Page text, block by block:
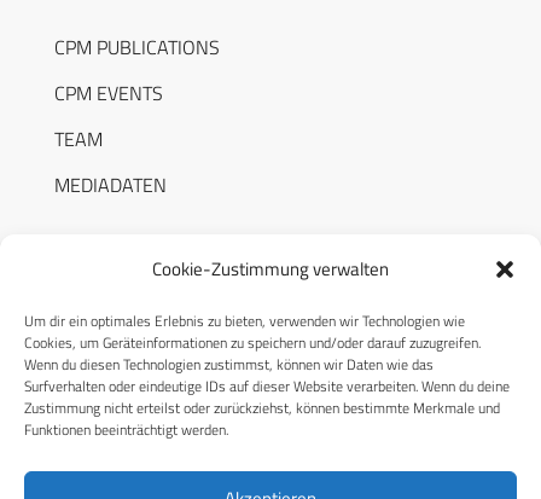
Cookie-Zustimmung verwalten
Um dir ein optimales Erlebnis zu bieten, verwenden wir Technologien wie
Cookies, um Geräteinformationen zu speichern und/oder darauf zuzugreifen.
Wenn du diesen Technologien zustimmst, können wir Daten wie das
Surfverhalten oder eindeutige IDs auf dieser Website verarbeiten. Wenn du deine
Zustimmung nicht erteilst oder zurückziehst, können bestimmte Merkmale und
Funktionen beeinträchtigt werden.
CPM PUBLICATIONS
CPM EVENTS
TEAM
MEDIADATEN
RECHTLICHES
Datenschutzerklärung
Cookie-Richtlinie (EU)